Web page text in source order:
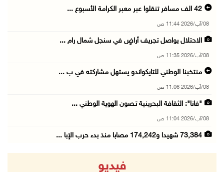
42 الف مسافر تنقلوا عبر معبر الكرامة الأسبوع ...
08/آب/2026 11:44 ص
الاحتلال يواصل تجريف أراضٍ في سنجل شمال رام ...
08/آب/2026 11:35 ص
منتخبنا الوطني للتايكواندو يستهل مشاركته في ب ...
08/آب/2026 11:06 ص
"فانا": الثقافة البحرينية تـصون الهوية الوطني ...
08/آب/2026 11:04 ص
73,384 شهيدا و174,242 مصابا منذ بدء حرب الإبا ...
مستعمرون إرهابيون يهاجمون منزلا ويقتحمون مناط ...
فيديو